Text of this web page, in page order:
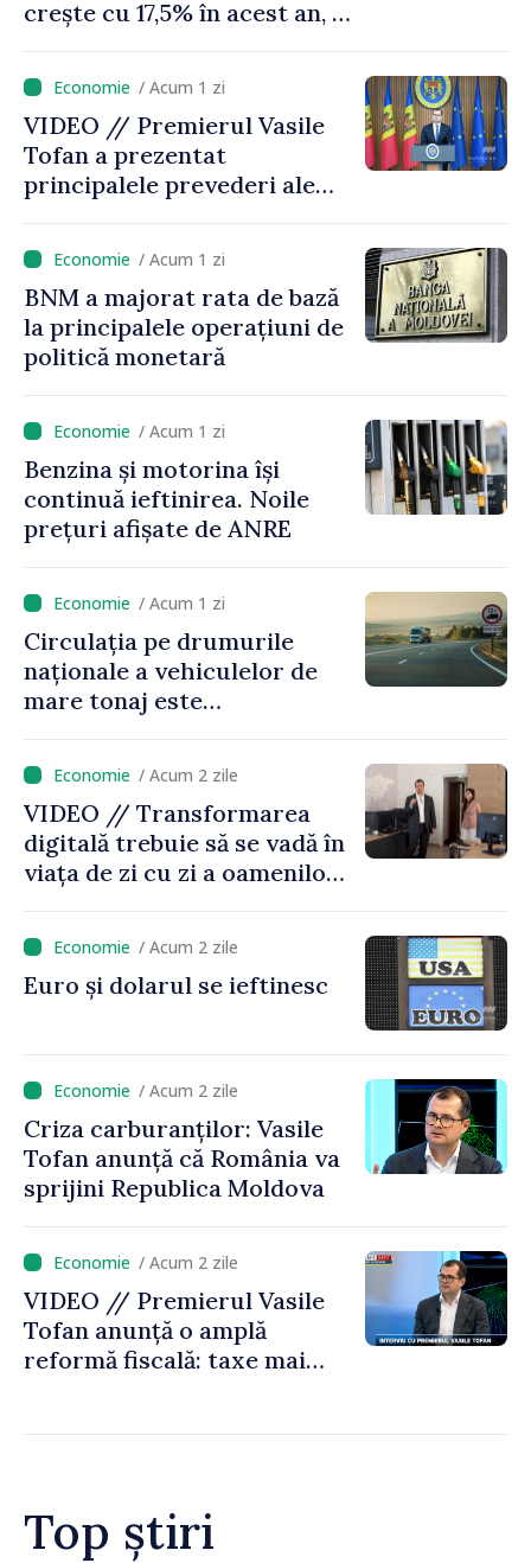
crește cu 17,5% în acest an, în
este estimată în scădere
/ Acum 1 zi
VIDEO // Premierul Vasile
Tofan a prezentat
principalele prevederi ale
2027
/ Acum 1 zi
BNM a majorat rata de bază
la principalele operațiuni de
politică monetară
/ Acum 1 zi
Benzina și motorina își
continuă ieftinirea. Noile
prețuri afișate de ANRE
/ Acum 1 zi
Circulația pe drumurile
naționale a vehiculelor de
mare tonaj este
caniculă
/ Acum 2 zile
VIDEO // Transformarea
digitală trebuie să se vadă în
viața de zi cu zi a oamenilor
funcționează economia:
premierul Vasile Tofan, în
vizită la AGE
/ Acum 2 zile
Euro și dolarul se ieftinesc
/ Acum 2 zile
Criza carburanților: Vasile
Tofan anunță că România va
sprijini Republica Moldova
/ Acum 2 zile
VIDEO // Premierul Vasile
Tofan anunță o amplă
reformă fiscală: taxe mai
Top știri